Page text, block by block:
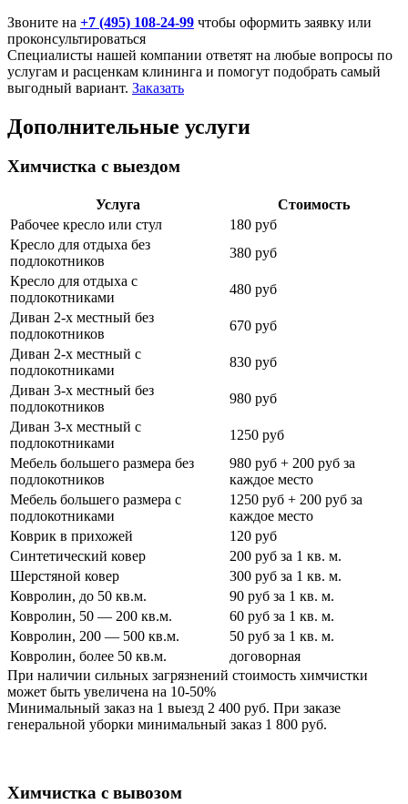
Звоните на +7 (495) 108-24-99 чтобы оформить заявку или
проконсультироваться
Специалисты нашей компании ответят на любые вопросы по
услугам и расценкам клининга и помогут подобрать самый
выгодный вариант. Заказать
Дополнительные услуги
Химчистка с выездом
Услуга
Стоимость
Рабочее кресло или стул
180 руб
Кресло для отдыха без
подлокотников
380 руб
Кресло для отдыха с
подлокотниками
480 руб
Диван 2-х местный без
подлокотников
670 руб
Диван 2-х местный с
подлокотниками
830 руб
Диван 3-х местный без
подлокотников
980 руб
Диван 3-х местный с
подлокотниками
1250 руб
Мебель большего размера без
подлокотников
980 руб + 200 руб за
каждое место
Мебель большего размера с
подлокотниками
1250 руб + 200 руб за
каждое место
Коврик в прихожей
120 руб
Синтетический ковер
200 руб за 1 кв. м.
Шерстяной ковер
300 руб за 1 кв. м.
Ковролин, до 50 кв.м.
90 руб за 1 кв. м.
Ковролин, 50 — 200 кв.м.
60 руб за 1 кв. м.
Ковролин, 200 — 500 кв.м.
50 руб за 1 кв. м.
Ковролин, более 50 кв.м.
договорная
При наличии сильных загрязнений стоимость химчистки
может быть увеличена на 10-50%
Минимальный заказ на 1 выезд 2 400 руб. При заказе
генеральной уборки минимальный заказ 1 800 руб.
Химчистка с вывозом